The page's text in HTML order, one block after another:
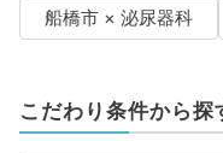
船橋市 × 泌尿器科
こだわり条件から探